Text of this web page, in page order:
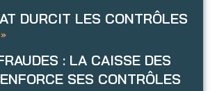
DURCIT LES CONTRÔLES
: LA CAISSE DES
SES CONTRÔLES